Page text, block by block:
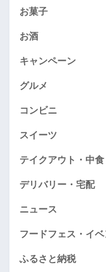
お菓子
お酒
キャンペーン
グルメ
コンビニ
スイーツ
テイクアウト・中食
デリバリー・宅配
ニュース
フードフェス・イベ
ふるさと納税